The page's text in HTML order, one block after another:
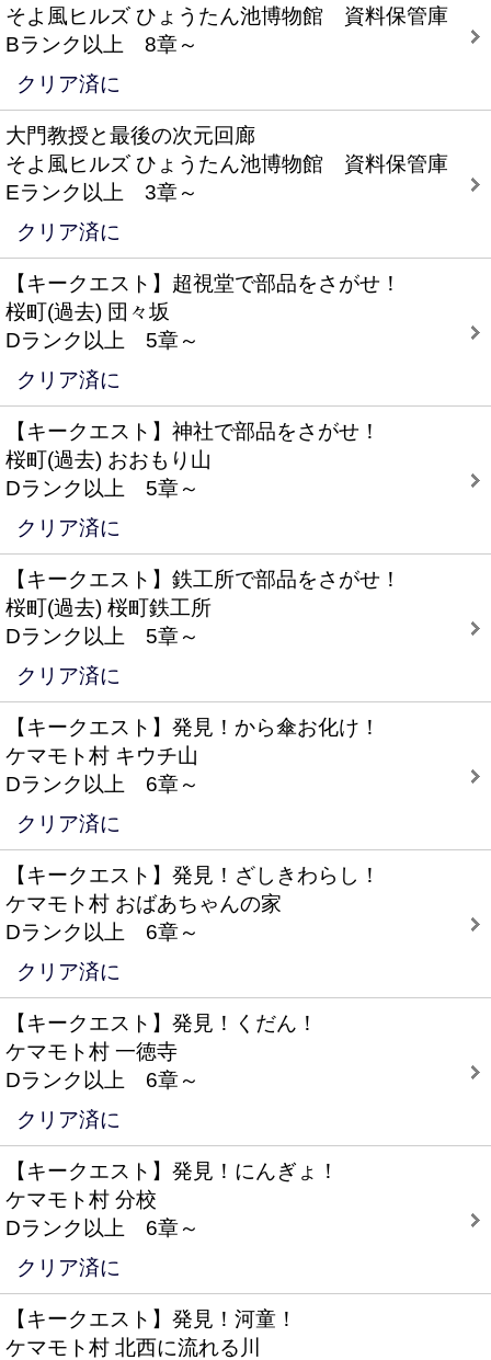
そよ風ヒルズ ひょうたん池博物館 資料保管庫
Bランク以上 8章～
クリア済に
大門教授と最後の次元回廊
そよ風ヒルズ ひょうたん池博物館 資料保管庫
Eランク以上 3章～
クリア済に
【キークエスト】超視堂で部品をさがせ！
桜町(過去) 団々坂
Dランク以上 5章～
クリア済に
【キークエスト】神社で部品をさがせ！
桜町(過去) おおもり山
Dランク以上 5章～
クリア済に
【キークエスト】鉄工所で部品をさがせ！
桜町(過去) 桜町鉄工所
Dランク以上 5章～
クリア済に
【キークエスト】発見！から傘お化け！
ケマモト村 キウチ山
Dランク以上 6章～
クリア済に
【キークエスト】発見！ざしきわらし！
ケマモト村 おばあちゃんの家
Dランク以上 6章～
クリア済に
【キークエスト】発見！くだん！
ケマモト村 一徳寺
Dランク以上 6章～
クリア済に
【キークエスト】発見！にんぎょ！
ケマモト村 分校
Dランク以上 6章～
クリア済に
【キークエスト】発見！河童！
ケマモト村 北西に流れる川